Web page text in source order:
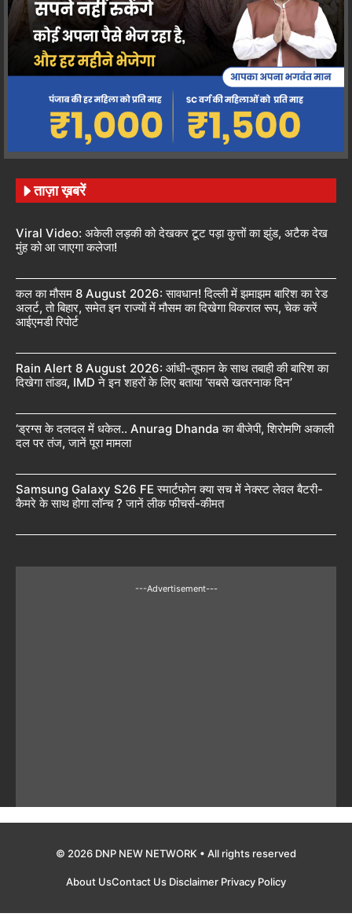
ताज़ा ख़बरें
Viral Video: अकेली लड़की को देखकर टूट पड़ा कुत्तों का झुंड, अटैक देख
मुंह को आ जाएगा कलेजा!
कल का मौसम 8 August 2026: सावधान! दिल्ली में झमाझम बारिश का रेड
अलर्ट, तो बिहार, समेत इन राज्यों में मौसम का दिखेगा विकराल रूप, चेक करें
आईएमडी रिपोर्ट
Rain Alert 8 August 2026: आंधी-तूफान के साथ तबाही की बारिश का
दिखेगा तांडव, IMD ने इन शहरों के लिए बताया ‘सबसे खतरनाक दिन’
‘ड्रग्स के दलदल में धकेल.. Anurag Dhanda का बीजेपी, शिरोमणि अकाली
दल पर तंज, जानें पूरा मामला
Samsung Galaxy S26 FE स्मार्टफोन क्या सच में नेक्स्ट लेवल बैटरी-
कैमरे के साथ होगा लॉन्च ? जानें लीक फीचर्स-कीमत
---Advertisement---
© 2026 DNP NEW NETWORK • All rights reserved
About UsContact Us Disclaimer Privacy Policy